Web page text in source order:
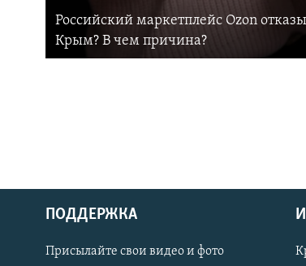
Українською
Российский маркетплейс Ozon
Крым? В чем причина?
ПОДДЕРЖКА
Присылайте свои видео и фото